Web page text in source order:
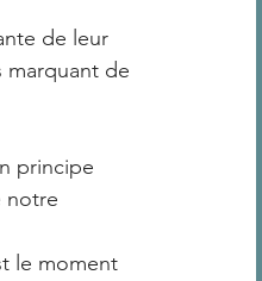
de leur
marquant de
principe
notre
le moment